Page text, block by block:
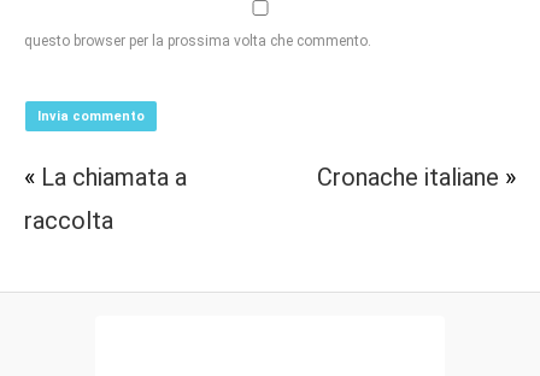
questo browser per la prossima volta che commento.
« La chiamata a
raccolta
Cronache italiane »